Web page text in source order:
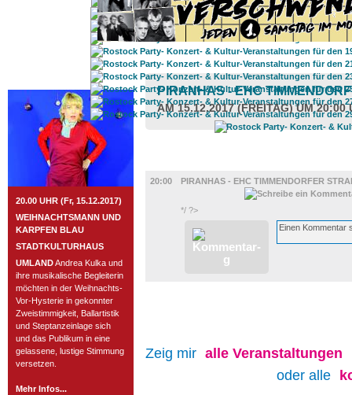
ROSTOCK TAGESTIPP
20.00 UHR (Fr, 15.12.2017)
WEIHNACHTSMANN UND
KARPFEN BLAU
STADTKULTURHAUS
UMLANDAndrea Kulka und
ihre musikalische Begleiterin
möchten in der Weihnachts-
Vor-Hysterie in gekonnter
Zweistimmigkeit, Ballartistik
und Steptanzeinlage sich
und das Publikum in eine
gelassene, lustige Stimmung
versetzen.
Mehr Infos...
PIRANHAS - EHC
AM 15.12.2017 (FREITAG) UM 20:00
20:00
PIRANHAS - EHC TIMMENDORFER
*/ ?>
Zeig mir alle Veranstaltungen
oder alle